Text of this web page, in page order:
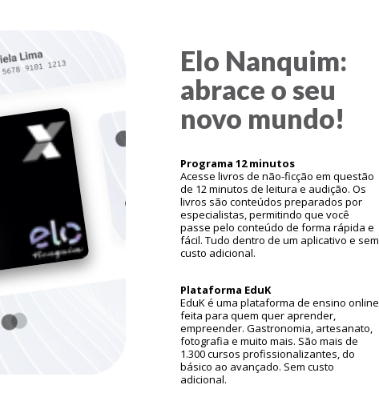
Elo Nanquim:
abrace o seu
novo mundo!
Programa 12 minutos
Acesse livros de não-ficção em questão
de 12 minutos de leitura e audição. Os
livros são conteúdos preparados por
especialistas, permitindo que você
passe pelo conteúdo de forma rápida e
fácil. Tudo dentro de um aplicativo e sem
custo adicional.
Plataforma EduK
EduK é uma plataforma de ensino online
feita para quem quer aprender,
empreender. Gastronomia, artesanato,
fotografia e muito mais. São mais de
1.300 cursos profissionalizantes, do
básico ao avançado. Sem custo
adicional.